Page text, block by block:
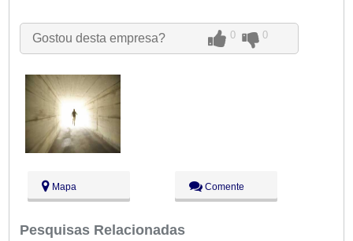
Qua:
09:00 - 18:00
Qui:
09:00 - 18:00
Sáb:
Fechado
Dom:
Fechado
Gostou desta empresa? 0 0
Mapa Comente
Pesquisas Relacionadas